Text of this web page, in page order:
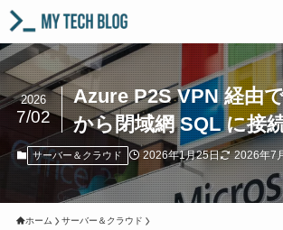
Azure P2S VPN 経由
から閉域網 SQL に接
2026
7/02
サーバー＆クラウド 2026年1月25日 2026年7
ホーム サーバー＆クラウド